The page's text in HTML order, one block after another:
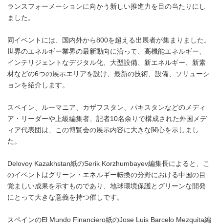
ランスフォーメーションに向かう新しい推進力を目の当たりにし
ました。
同イベントには、国内外から800を超える出展者が集まりました。
世界のエネルギー業界の最新動向に沿って、高機能エネルギー、
インテリジェントなデジタル化、大型設備、新エネルギー、新素
材などの6つの展示エリアを設け、最新の技術、設備、ソリューシ
ョンを紹介します。
スペイン、ルーマニア、カザフスタン、パキスタンなどのメディ
ア・リーダーや上級編集者、記者10名余りで構成された外国メデ
ィア代表団は、この博覧会の展示内容に大きな関心を示しまし
た。
Delovoy Kazakhstan紙のSerik Korzhumbayev編集長によると、こ
のイベントはグリーン・エネルギー転換の分野における中国の目
覚ましい成果を示すものであり、地球環境保護とグリーンな開発
にとって大きな意義を持つ催しです。
スペインのEl Mundo Financiero紙のJose Luis Barcelo Mezquita編